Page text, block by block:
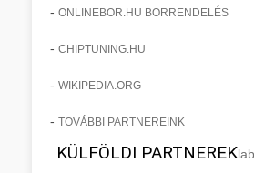
- ONLINEBOR.HU BORRENDELÉS
- CHIPTUNING.HU
- WIKIPEDIA.ORG
- TOVÁBBI PARTNEREINK
KÜLFÖLDI PARTNEREK